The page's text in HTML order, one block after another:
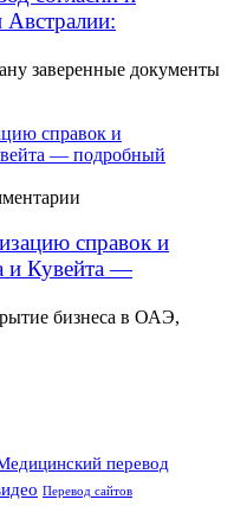
заверенные документы
справок и
и Кувейта —
бизнеса в ОАЭ,
перевод
Перевод сайтов